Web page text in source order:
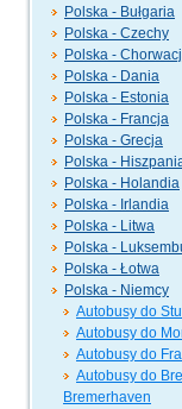
Polska - Bułgaria
Polska - Czechy
Polska -
Polska - Dania
Polska - Estonia
Polska - Francja
Polska - Grecja
Polska -
Polska - Holandia
Polska - Irlandia
Polska - Litwa
Polska -
Polska - Łotwa
Polska - Niemcy
Autobusy do
Autobusy do
Autobusy do
Autobusy do
Bremerhaven